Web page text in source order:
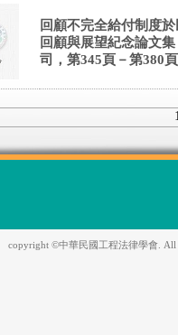
回顧不完全給付制度
回顧與展望紀念論文
司，第345頁－第380
copyright ©中華民國工程法律學會. All